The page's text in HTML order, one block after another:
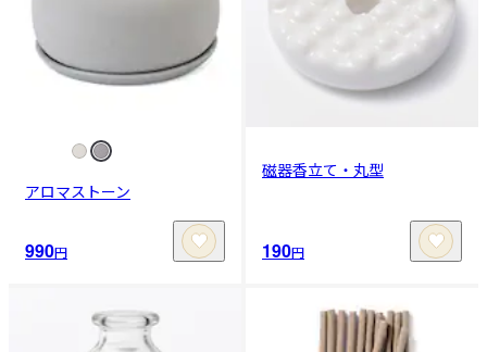
アロマストーン
990円
磁器香立て・丸型
190円